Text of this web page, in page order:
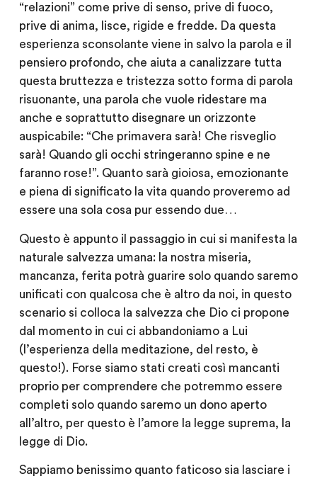
“relazioni” come prive di senso, prive di fuoco,
prive di anima, lisce, rigide e fredde. Da questa
esperienza sconsolante viene in salvo la parola e il
pensiero profondo, che aiuta a canalizzare tutta
questa bruttezza e tristezza sotto forma di parola
risuonante, una parola che vuole ridestare ma
anche e soprattutto disegnare un orizzonte
auspicabile: “Che primavera sarà! Che risveglio
sarà! Quando gli occhi stringeranno spine e ne
faranno rose!”. Quanto sarà gioiosa, emozionante
e piena di significato la vita quando proveremo ad
essere una sola cosa pur essendo due…
Questo è appunto il passaggio in cui si manifesta la
naturale salvezza umana: la nostra miseria,
mancanza, ferita potrà guarire solo quando saremo
unificati con qualcosa che è altro da noi, in questo
scenario si colloca la salvezza che Dio ci propone
dal momento in cui ci abbandoniamo a Lui
(l’esperienza della meditazione, del resto, è
questo!). Forse siamo stati creati così mancanti
proprio per comprendere che potremmo essere
completi solo quando saremo un dono aperto
all’altro, per questo è l’amore la legge suprema, la
legge di Dio.
Sappiamo benissimo quanto faticoso sia lasciare i